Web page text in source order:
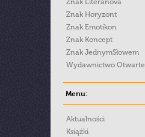
Znak Literanova
Znak Horyzont
Znak Emotikon
Znak Koncept
Znak JednymSłowem
Wydawnictwo Otwarte
Menu:
Aktualności
Książki